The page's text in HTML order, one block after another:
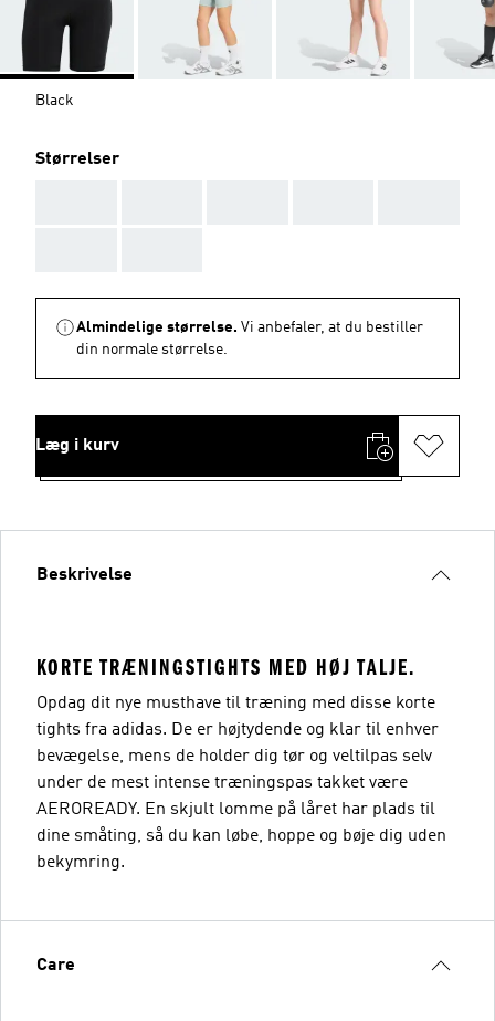
Black
Størrelser
Almindelige størrelse. Vi anbefaler, at du bestiller
din normale størrelse.
Læg i kurv
Beskrivelse
KORTE TRÆNINGSTIGHTS MED HØJ TALJE.
Opdag dit nye musthave til træning med disse korte
tights fra adidas. De er højtydende og klar til enhver
bevægelse, mens de holder dig tør og veltilpas selv
under de mest intense træningspas takket være
AEROREADY. En skjult lomme på låret har plads til
dine småting, så du kan løbe, hoppe og bøje dig uden
bekymring.
Care